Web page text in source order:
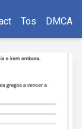
Tos DMCA